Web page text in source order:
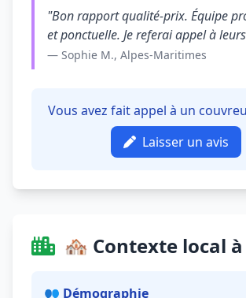
"Bon rapport qualité-prix. Équipe
et ponctuelle. Je referai appel à
— Sophie M., Alpes-Maritimes
Vous avez fait appel à un
Laisser un avis
🏘️ Contexte local à
👥 Démographie